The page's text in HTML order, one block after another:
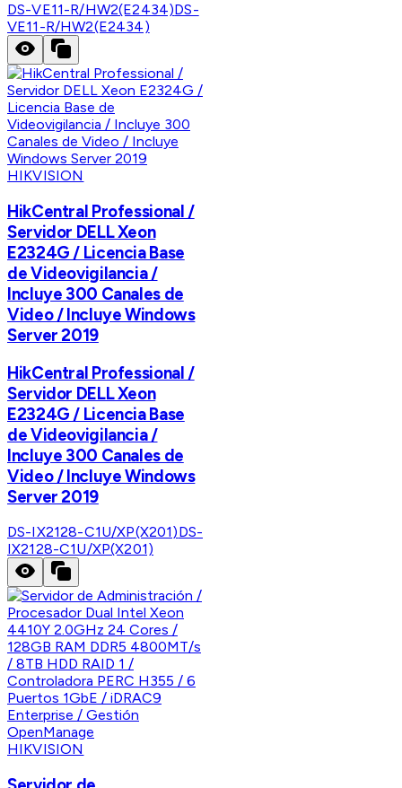
DS-VE11-R/HW2(E2434)DS-
VE11-R/HW2(E2434)
HIKVISION
HikCentral Professional /
Servidor DELL Xeon
E2324G / Licencia Base
de Videovigilancia /
Incluye 300 Canales de
Video / Incluye Windows
Server 2019
HikCentral Professional /
Servidor DELL Xeon
E2324G / Licencia Base
de Videovigilancia /
Incluye 300 Canales de
Video / Incluye Windows
Server 2019
DS-IX2128-C1U/XP(X201)DS-
IX2128-C1U/XP(X201)
HIKVISION